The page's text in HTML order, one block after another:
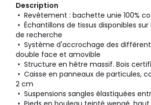
Description
• Revêtement : bachette unie 100%
• Échantillons de tissus disponibles
de recherche
• Système d'accrochage des
double face et amovible
• Structure en hêtre massif. Bois
• Caisse en panneaux de particules,
2 cm
• Suspensions sangles élastiquées